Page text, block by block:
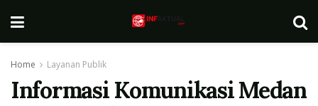
Home Layanan Publik
Informasi Komunikasi Medan